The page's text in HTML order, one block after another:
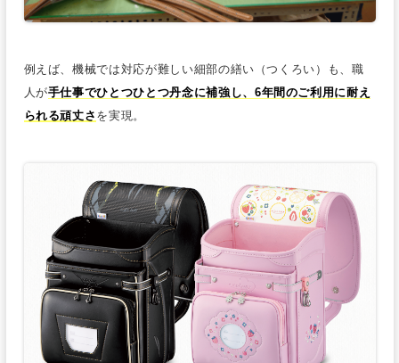
例えば、機械では対応が難しい細部の繕い（つくろい）も、職
人が手仕事でひとつひとつ丹念に補強し、6年間のご利用に耐え
られる頑丈さ を実現。